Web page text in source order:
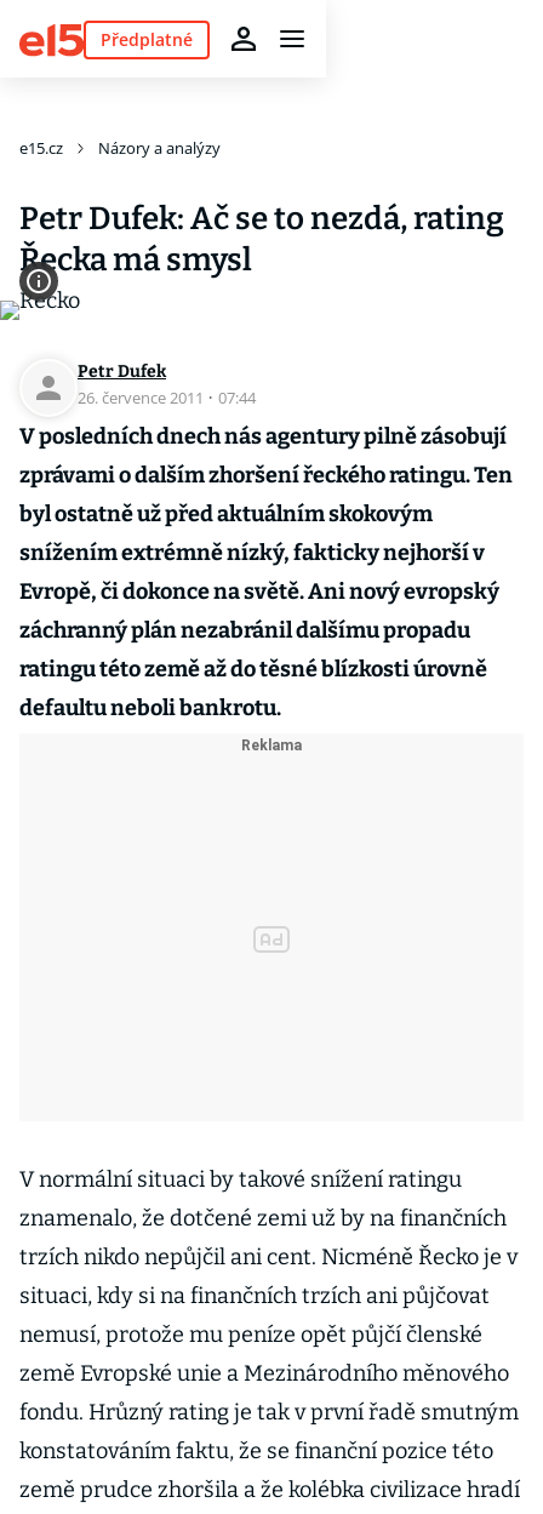
Předplatné
e15.cz Názory a analýzy
Petr Dufek: Ač se to nezdá, rating
Řecka má smysl
Petr Dufek
26. července 2011 · 07:44
V posledních dnech nás agentury pilně zásobují
zprávami o dalším zhoršení řeckého ratingu. Ten
byl ostatně už před aktuálním skokovým
snížením extrémně nízký, fakticky nejhorší v
Evropě, či dokonce na světě. Ani nový evropský
záchranný plán nezabránil dalšímu propadu
ratingu této země až do těsné blízkosti úrovně
defaultu neboli bankrotu.
V normální situaci by takové snížení ratingu
znamenalo, že dotčené zemi už by na finančních
trzích nikdo nepůjčil ani cent. Nicméně Řecko je v
situaci, kdy si na finančních trzích ani půjčovat
nemusí, protože mu peníze opět půjčí členské
země Evropské unie a Mezinárodního měnového
fondu. Hrůzný rating je tak v první řadě smutným
konstatováním faktu, že se finanční pozice této
země prudce zhoršila a že kolébka civilizace hradí